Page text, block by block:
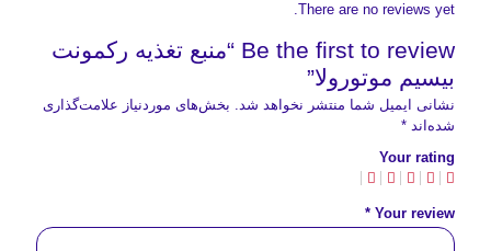
There are no reviews yet.
Be the first to review “منبع تغذیه رکمونت
بیسیم موتورولا”
نشانی ایمیل شما منتشر نخواهد شد. بخش‌های موردنیاز علامت‌گذاری
شده‌اند *
Your rating
Your review
*